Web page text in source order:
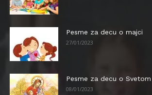
Pesme za decu o majci
27/01/2023
Pesme za decu o Svetom
08/01/2023